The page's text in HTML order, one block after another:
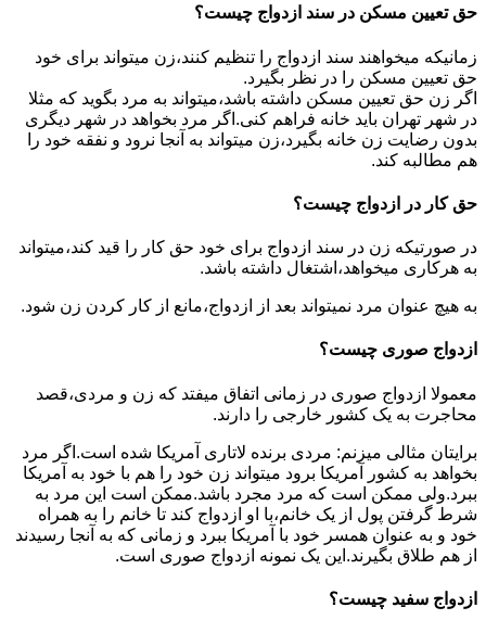
حق تعیین مسکن در سند ازدواج چیست؟
زمانیکه میخواهند سند ازدواج را تنظیم کنند،زن میتواند برای خود
حق تعیین مسکن را در نظر بگیرد.
اگر زن حق تعیین مسکن داشته باشد،میتواند به مرد بگوید که مثلا
در شهر تهران باید خانه فراهم کنی.اگر مرد بخواهد در شهر دیگری
بدون رضایت زن خانه بگیرد،زن میتواند به آنجا نرود و نفقه خود را
هم مطالبه کند.
حق کار در ازدواج چیست؟
در صورتیکه زن در سند ازدواج برای خود حق کار را قید کند،میتواند
به هرکاری میخواهد،اشتغال داشته باشد.
به هیچ عنوان مرد نمیتواند بعد از ازدواج،مانع از کار کردن زن شود.
ازدواج صوری چیست؟
معمولا ازدواج صوری در زمانی اتفاق میفتد که زن و مردی،قصد
محاجرت به یک کشور خارجی را دارند.
برایتان مثالی میزنم: مردی برنده لاتاری آمریکا شده است.اگر مرد
بخواهد به کشور آمریکا برود میتواند زن خود را هم با خود به آمریکا
ببرد.ولی ممکن است که مرد مجرد باشد.ممکن است این مرد به
شرط گرفتن پول از یک خانم،با او ازدواج کند تا خانم را به همراه
خود و به عنوان همسر خود با آمریکا ببرد و زمانی که به آنجا رسیدند
از هم طلاق بگیرند.این یک نمونه ازدواج صوری است.
ازدواج سفید چیست؟